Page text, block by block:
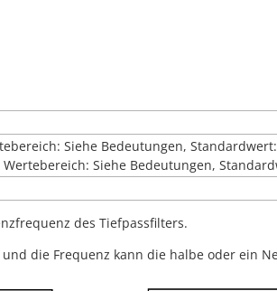
Siehe Bedeutungen,
Wertebereich: Siehe Bedeutungen,
des Tiefpassfilters.
die Frequenz kann die halbe oder ein